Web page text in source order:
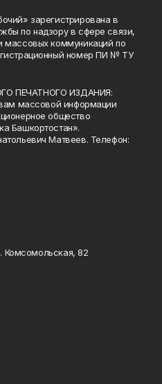
зарегистрирована в
по надзору в сфере связи,
массовых коммуникаций по
номер ПИ № ТУ
ПЕЧАТНОГО ИЗДАНИЯ:
массовой информации
общество
Башкортостан».
Матвеев. Телефон:
Комсомольская, 82